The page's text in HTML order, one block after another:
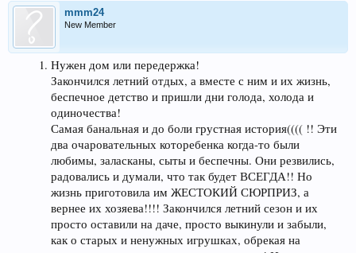
mmm24
New Member
Нужен дом или передержка!
Закончился летний отдых, а вместе с ним и их жизнь,
беспечное детство и пришли дни голода, холода и
одиночества!
Самая банальная и до боли грустная история(((( !! Эти
два очаровательных которебенка когда-то были
любимы, заласканы, сыты и беспечны. Они резвились,
радовались и думали, что так будет ВСЕГДА!! Но
жизнь приготовила им ЖЕСТОКИЙ СЮРПРИЗ, а
вернее их хозяева!!!! Закончился летний сезон и их
просто оставили на даче, просто выкинули и забыли,
как о старых и ненужных игрушках, обрекая на